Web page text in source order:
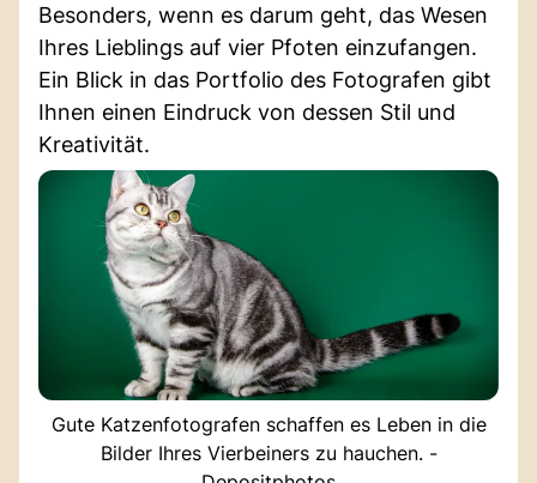
Besonders, wenn es darum geht, das Wesen
Ihres Lieblings auf vier Pfoten einzufangen.
Ein Blick in das Portfolio des Fotografen gibt
Ihnen einen Eindruck von dessen Stil und
Kreativität.
Gute Katzenfotografen schaffen es Leben in die
Bilder Ihres Vierbeiners zu hauchen. -